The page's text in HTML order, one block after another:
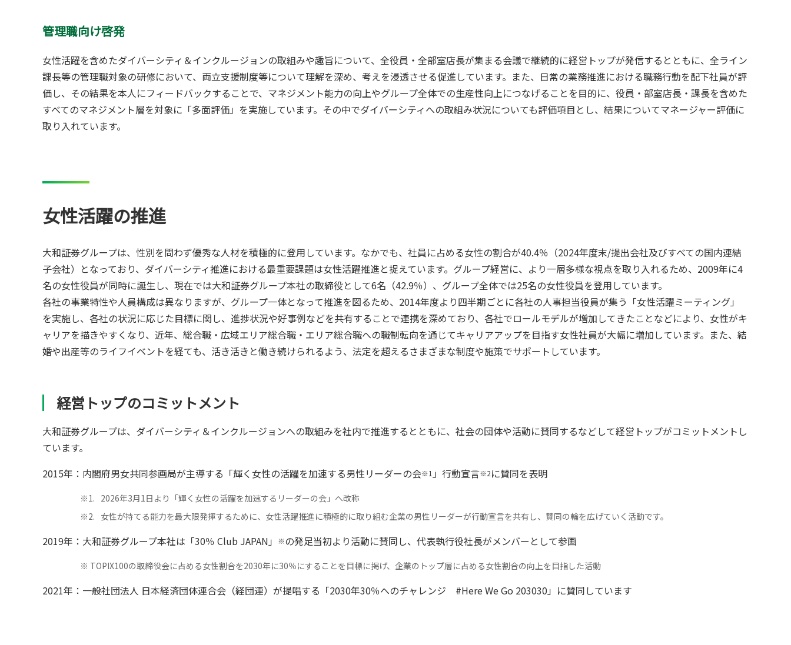
管理職向け啓発
女性活躍を含めたダイバーシティ＆インクルージョンの取組みや趣旨について、全役員・全部室店長が集まる会議で継続的に経営トップが発信するとともに、全ライン
課長等の管理職対象の研修において、両立支援制度等について理解を深め、考えを浸透させる促進しています。また、日常の業務推進における職務行動を配下社員が評
価し、その結果を本人にフィードバックすることで、マネジメント能力の向上やグループ全体での生産性向上につなげることを目的に、役員・部室店長・課長を含めた
すべてのマネジメント層を対象に「多面評価」を実施しています。その中でダイバーシティへの取組み状況についても評価項目とし、結果についてマネージャー評価に
取り入れています。
女性活躍の推進
大和証券グループは、性別を問わず優秀な人材を積極的に登用しています。なかでも、社員に占める女性の割合が40.4％（2024年度末/提出会社及びすべての国内連結
子会社）となっており、ダイバーシティ推進における最重要課題は女性活躍推進と捉えています。グループ経営に、より一層多様な視点を取り入れるため、2009年に4
名の女性役員が同時に誕生し、現在では大和証券グループ本社の取締役として6名（42.9％）、グループ全体では25名の女性役員を登用しています。
各社の事業特性や人員構成は異なりますが、グループ一体となって推進を図るため、2014年度より四半期ごとに各社の人事担当役員が集う「女性活躍ミーティング」
を実施し、各社の状況に応じた目標に関し、進捗状況や好事例などを共有することで連携を深めており、各社でロールモデルが増加してきたことなどにより、女性がキ
ャリアを描きやすくなり、近年、総合職・広域エリア総合職・エリア総合職への職制転向を通じてキャリアアップを目指す女性社員が大幅に増加しています。また、結
婚や出産等のライフイベントを経ても、活き活きと働き続けられるよう、法定を超えるさまざまな制度や施策でサポートしています。
経営トップのコミットメント
大和証券グループは、ダイバーシティ＆インクルージョンへの取組みを社内で推進するとともに、社会の団体や活動に賛同するなどして経営トップがコミットメントし
ています。
2015年：内閣府男女共同参画局が主導する「輝く女性の活躍を加速する男性リーダーの会※1 」行動宣言※2に賛同を表明
※1
2026年3月1日より「輝く女性の活躍を加速するリーダーの会」へ改称
※2
女性が持てる能力を最大限発揮するために、女性活躍推進に積極的に取り組む企業の男性リーダーが行動宣言を共有し、賛同の輪を広げていく活動です。
2019年：大和証券グループ本社は「30％ Club JAPAN」 ※の発足当初より活動に賛同し、代表執行役社長がメンバーとして参画
※ TOPIX100の取締役会に占める女性割合を2030年に30％にすることを目標に掲げ、企業のトップ層に占める女性割合の向上を目指した活動
2021年：一般社団法人 日本経済団体連合会（経団連）が提唱する「2030年30％へのチャレンジ #Here We Go 203030」に賛同しています